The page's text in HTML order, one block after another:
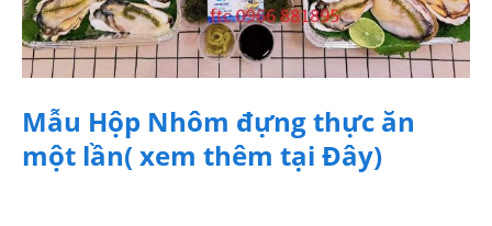
Mẫu Hộp Nhôm đựng thực ăn
một lần( xem thêm tại Đây)